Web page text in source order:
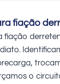
fiação
fiação
o